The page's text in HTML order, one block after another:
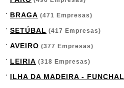
BRAGA (471 Empresas)
SETÚBAL (417 Empresas)
AVEIRO (377 Empresas)
LEIRIA (318 Empresas)
ILHA DA MADEIRA - FUNCHAL